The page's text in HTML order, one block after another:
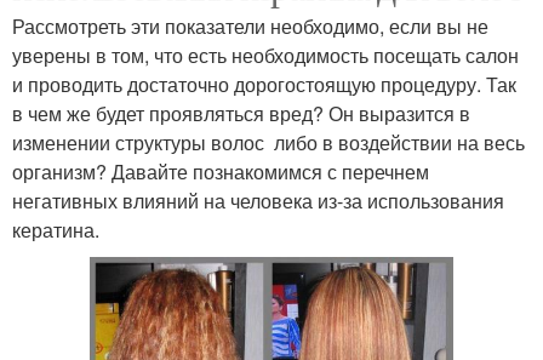
Рассмотреть эти показатели необходимо, если вы не
уверены в том, что есть необходимость посещать салон
и проводить достаточно дорогостоящую процедуру. Так
в чем же будет проявляться вред? Он выразится в
изменении структуры волос либо в воздействии на весь
организм? Давайте познакомимся с перечнем
негативных влияний на человека из-за использования
кератина.